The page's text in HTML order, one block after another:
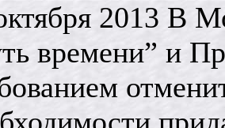
2013 В
времени” и